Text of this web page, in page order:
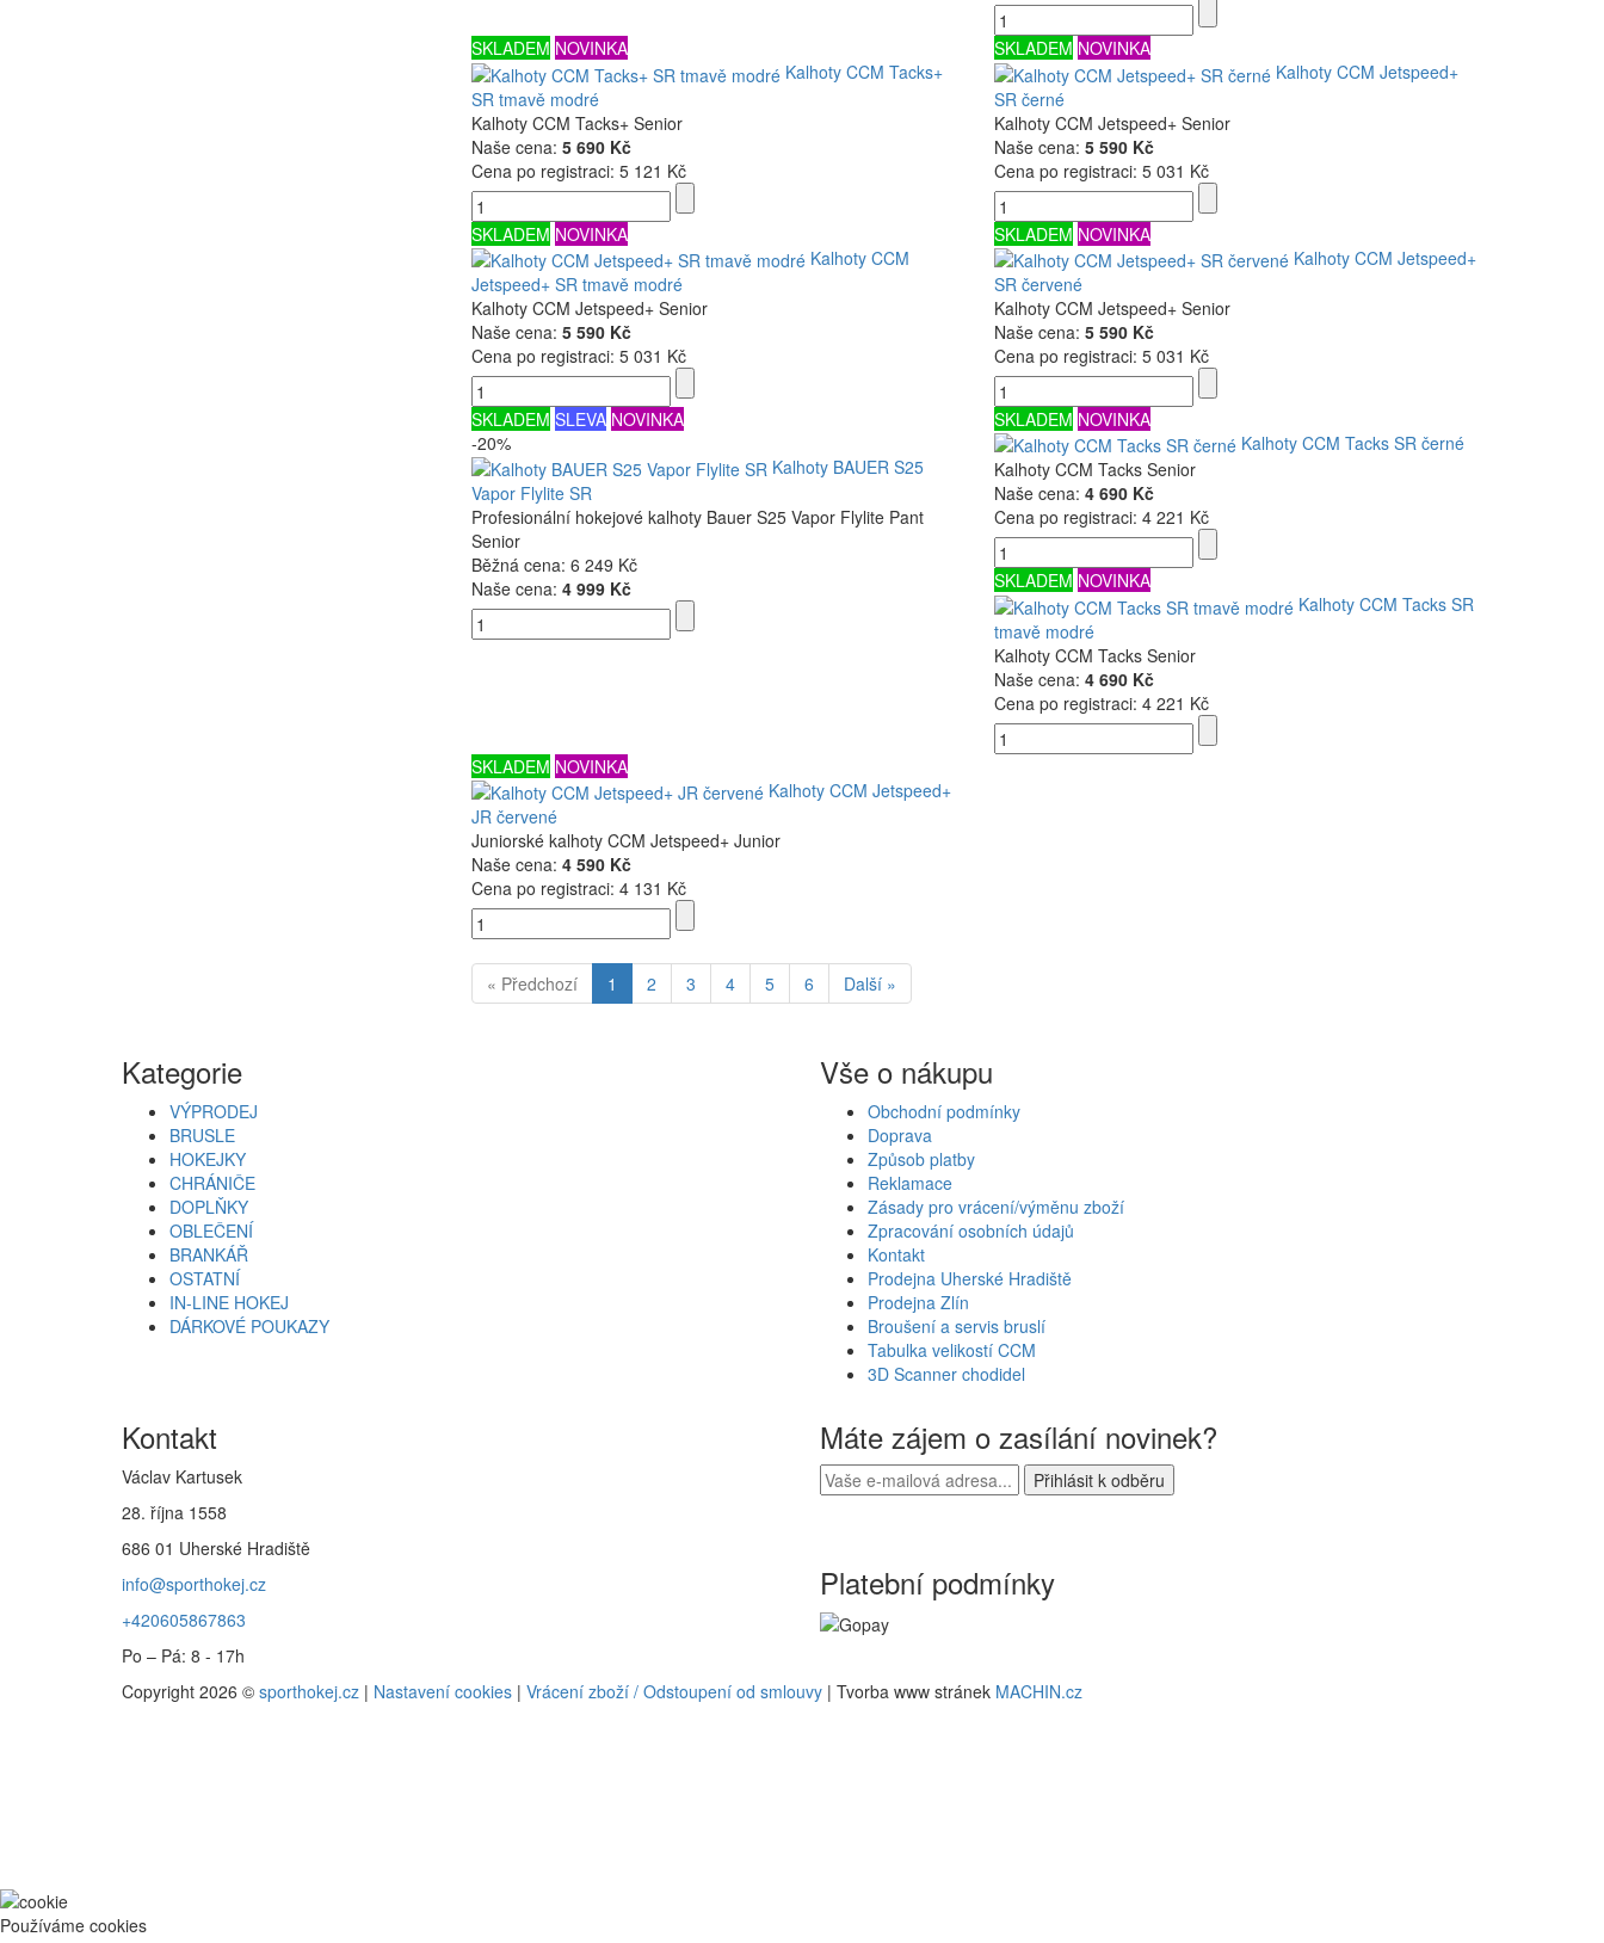
SKLADEM NOVINKA
Kalhoty CCM Tacks+
SR tmavě modré
Kalhoty CCM Tacks+ Senior
Naše cena: 5 690 Kč
Cena po registraci: 5 121 Kč
SKLADEM NOVINKA
Kalhoty CCM Jetspeed+
SR černé
Kalhoty CCM Jetspeed+ Senior
Naše cena:5 590 Kč
Cena po registraci:5 031 Kč
SKLADEM NOVINKA
Kalhoty CCM
Jetspeed+ SR tmavě modré
Kalhoty CCM Jetspeed+ Senior
Naše cena: 5 590 Kč
Cena po registraci: 5 031 Kč
SKLADEM NOVINKA
Kalhoty CCM Jetspeed+
SR červené
Kalhoty CCM Jetspeed+ Senior
Naše cena:5 590 Kč
Cena po registraci:5 031 Kč
SKLADEM SLEVA NOVINKA
-20%
Kalhoty BAUER S25
Vapor Flylite SR
Profesionální hokejové kalhoty Bauer S25 Vapor Flylite Pant
Senior
Běžná cena: 6 249 Kč
Naše cena: 4 999 Kč
SKLADEM NOVINKA
Kalhoty CCM Tacks SR černé
Kalhoty CCM Tacks Senior
Naše cena:4 690 Kč
Cena po registraci:4 221 Kč
SKLADEM NOVINKA
Kalhoty CCM Tacks SR
tmavě modré
Kalhoty CCM Tacks Senior
Naše cena:4 690 Kč
Cena po registraci:4 221 Kč
SKLADEM NOVINKA
Kalhoty CCM Jetspeed+
JR červené
Juniorské kalhoty CCM Jetspeed+ Junior
Naše cena: 4 590 Kč
Cena po registraci: 4 131 Kč
« Předchozí 1 2 3 4 5 6 Další »
Kategorie
VÝPRODEJ
BRUSLE
HOKEJKY
CHRÁNIČE
DOPLŇKY
OBLEČENÍ
BRANKÁŘ
OSTATNÍ
IN-LINE HOKEJ
DÁRKOVÉ POUKAZY
Vše o nákupu
Obchodní podmínky
Doprava
Způsob platby
Reklamace
Zásady pro vrácení/výměnu zboží
Zpracování osobních údajů
Kontakt
Prodejna Uherské Hradiště
Prodejna Zlín
Broušení a servis bruslí
Tabulka velikostí CCM
3D Scanner chodidel
Kontakt
Václav Kartusek
28. října 1558
686 01 Uherské Hradiště
info@sporthokej.cz
+420605867863
Po – Pá: 8 - 17h
Máte zájem o zasílání novinek?
Platební podmínky
Copyright 2026 © sporthokej.cz | Nastavení cookies | Vrácení zboží / Odstoupení od smlouvy | Tvorba www stránek MACHIN.cz
Používáme cookies